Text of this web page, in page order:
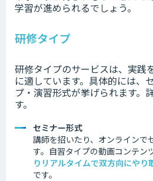
学習が進められるでしょう。
研修タイプ
研修タイプのサービスは、実践
に適しています。具体的には、
プ・演習形式が挙げられます。
す。
セミナー形式
講師を招いたり、オンラインで
す。 自習タイプの動画コンテン
り リアルタイムで双方向にやり
です。